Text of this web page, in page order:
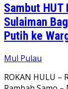
Sambut HUT
Sulaiman
Putih ke
Mul Pulau
ROKAN HULU –